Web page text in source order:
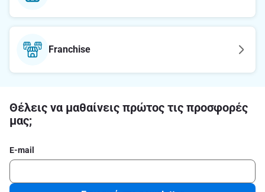
Franchise
Θέλεις να μαθαίνεις πρώτος τις προσφορές
μας;
E-mail